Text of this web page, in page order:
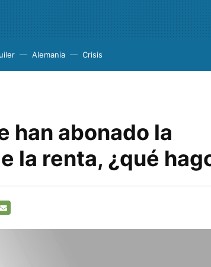
Alemania Crisis
han abonado la
la renta, ¿qué